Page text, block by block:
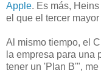
Apple. Es más,
el que el tercer
Al mismo tiempo, el
la empresa para una
tener un 'Plan B'",